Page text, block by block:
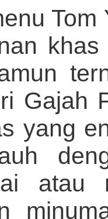
Gajah
yang
atau